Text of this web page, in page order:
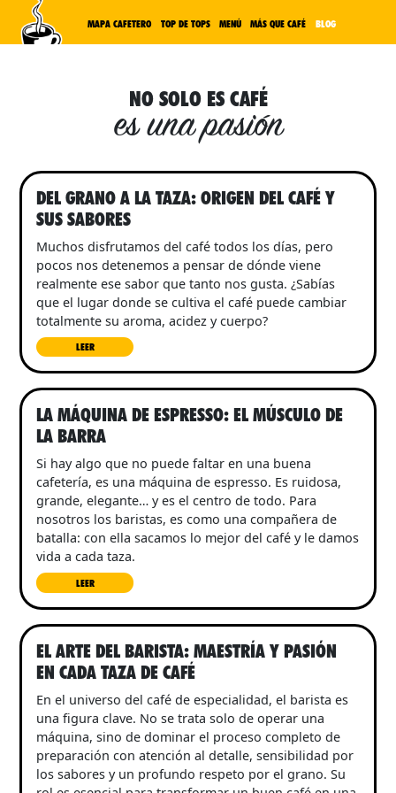
MAPA CAFETERO TOP DE TOPS MENÚ MÁS QUE CAFÉ BLOG
NO SOLO ES CAFÉ
es una pasión
DEL GRANO A LA TAZA: ORIGEN DEL CAFÉ Y
SUS SABORES
Muchos disfrutamos del café todos los días, pero
pocos nos detenemos a pensar de dónde viene
realmente ese sabor que tanto nos gusta. ¿Sabías
que el lugar donde se cultiva el café puede cambiar
totalmente su aroma, acidez y cuerpo?
LEER
LA MÁQUINA DE ESPRESSO: EL MÚSCULO DE
LA BARRA
Si hay algo que no puede faltar en una buena
cafetería, es una máquina de espresso. Es ruidosa,
grande, elegante… y es el centro de todo. Para
nosotros los baristas, es como una compañera de
batalla: con ella sacamos lo mejor del café y le damos
vida a cada taza.
LEER
EL ARTE DEL BARISTA: MAESTRÍA Y PASIÓN
EN CADA TAZA DE CAFÉ
En el universo del café de especialidad, el barista es
una figura clave. No se trata solo de operar una
máquina, sino de dominar el proceso completo de
preparación con atención al detalle, sensibilidad por
los sabores y un profundo respeto por el grano. Su